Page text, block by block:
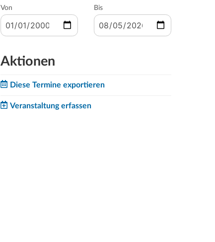
Von Bis
Aktionen
Diese Termine exportieren
Veranstaltung erfassen